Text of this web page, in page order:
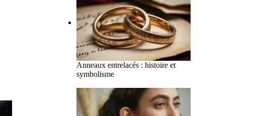
Anneaux entrelacés : histoire et
symbolisme